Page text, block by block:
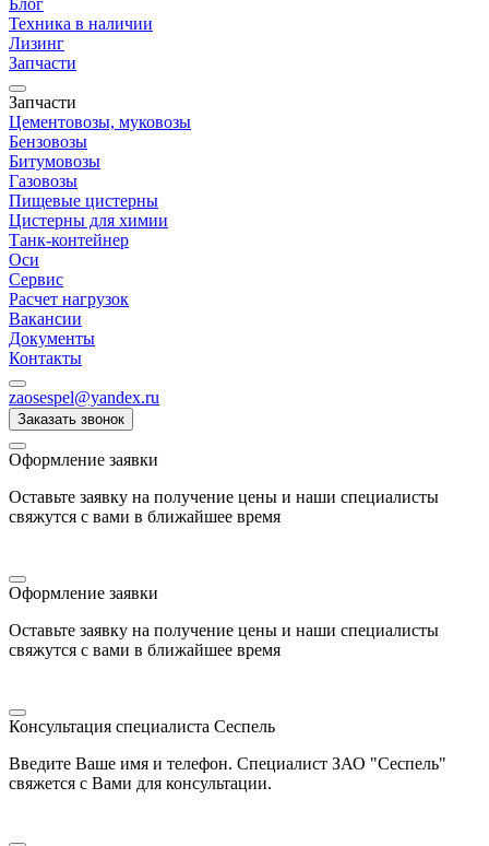
Блог
Техника в наличии
Лизинг
Запчасти
Запчасти
Цементовозы, муковозы
Бензовозы
Битумовозы
Газовозы
Пищевые цистерны
Цистерны для химии
Танк-контейнер
Оси
Сервис
Расчет нагрузок
Вакансии
Документы
Контакты
zaosespel@yandex.ru
Заказать звонок
Оформление заявки
Оставьте заявку на получение цены и наши специалисты
свяжутся с вами в ближайшее время
Оформление заявки
Оставьте заявку на получение цены и наши специалисты
свяжутся с вами в ближайшее время
Консультация специалиста Сеспель
Введите Ваше имя и телефон. Специалист ЗАО "Сеспель"
свяжется с Вами для консультации.